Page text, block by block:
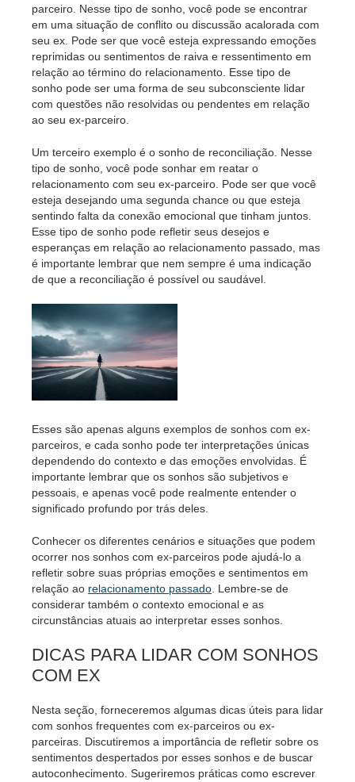
parceiro. Nesse tipo de sonho, você pode se encontrar
em uma situação de conflito ou discussão acalorada com
seu ex. Pode ser que você esteja expressando emoções
reprimidas ou sentimentos de raiva e ressentimento em
relação ao término do relacionamento. Esse tipo de
sonho pode ser uma forma de seu subconsciente lidar
com questões não resolvidas ou pendentes em relação
ao seu ex-parceiro.
Um terceiro exemplo é o sonho de reconciliação. Nesse
tipo de sonho, você pode sonhar em reatar o
relacionamento com seu ex-parceiro. Pode ser que você
esteja desejando uma segunda chance ou que esteja
sentindo falta da conexão emocional que tinham juntos.
Esse tipo de sonho pode refletir seus desejos e
esperanças em relação ao relacionamento passado, mas
é importante lembrar que nem sempre é uma indicação
de que a reconciliação é possível ou saudável.
Esses são apenas alguns exemplos de sonhos com ex-
parceiros, e cada sonho pode ter interpretações únicas
dependendo do contexto e das emoções envolvidas. É
importante lembrar que os sonhos são subjetivos e
pessoais, e apenas você pode realmente entender o
significado profundo por trás deles.
Conhecer os diferentes cenários e situações que podem
ocorrer nos sonhos com ex-parceiros pode ajudá-lo a
refletir sobre suas próprias emoções e sentimentos em
relação ao relacionamento passado. Lembre-se de
considerar também o contexto emocional e as
circunstâncias atuais ao interpretar esses sonhos.
DICAS PARA LIDAR COM SONHOS
COM EX
Nesta seção, forneceremos algumas dicas úteis para lidar
com sonhos frequentes com ex-parceiros ou ex-
parceiras. Discutiremos a importância de refletir sobre os
sentimentos despertados por esses sonhos e de buscar
autoconhecimento. Sugeriremos práticas como escrever